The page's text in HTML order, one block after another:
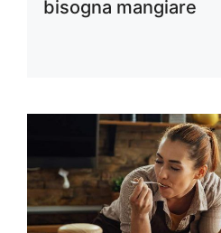
bisogna mangiare